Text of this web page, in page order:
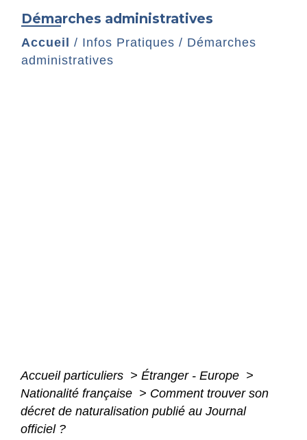
Démarches administratives
Accueil / Infos Pratiques / Démarches
administratives
Accueil particuliers > Étranger - Europe >
Nationalité française > Comment trouver son
décret de naturalisation publié au Journal
officiel ?